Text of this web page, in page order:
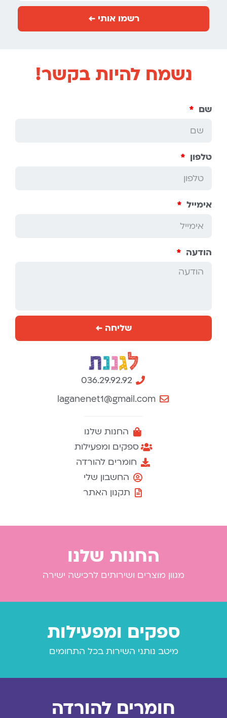
רשמו אותי ←
נשמח להיות בקשר!
036.29.92.92
laganenet1@gmail.com
החנות שלנו
ספקים ומפעילות
חומרים להורדה
החשבון שלי
תקנון האתר
שם
טלפון
אימייל
הודעה
שליחה ←
החנות שלנו
מגוון מוצרים ושירותים לרכישה ישירה
ספקים ומפעילות
מיטב נותני השירות בכל התחומים
חומרים להורדה